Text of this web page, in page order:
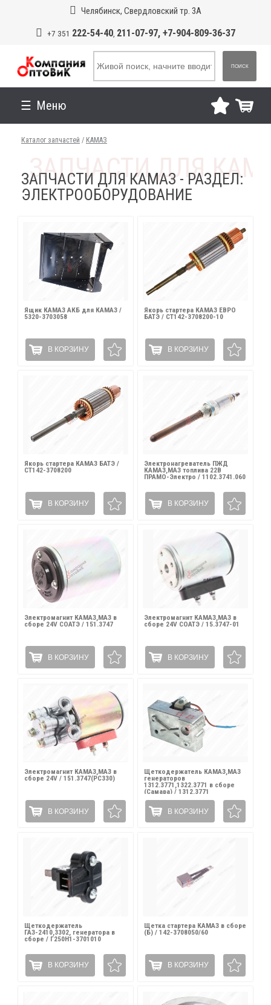
Челябинск, Свердловский тр. 3А
+7 351 222-54-40, 211-07-97, +7-904-809-36-37
ПОИСК
Меню
Каталог запчастей / КАМАЗ
ЗАПЧАСТИ ДЛЯ КАМАЗ - РАЗДЕЛ:
ЭЛЕКТРООБОРУДОВАНИЕ
Ящик КАМАЗ АКБ для КАМАЗ /
5320-3703058
В КОРЗИНУ
Якорь стартера КАМАЗ ЕВРО
БАТЭ / СТ142-3708200-10
В КОРЗИНУ
Якорь стартера КАМАЗ БАТЭ /
СТ142-3708200
В КОРЗИНУ
Электронагреватель ПЖД
КАМАЗ,МАЗ топлива 22В
ПРАМО-Электро / 1102.3741.060
В КОРЗИНУ
Электромагнит КАМАЗ,МАЗ в
сборе 24V СОАТЭ / 151.3747
В КОРЗИНУ
Электромагнит КАМАЗ,МАЗ в
сборе 24V СОАТЭ / 15.3747-01
В КОРЗИНУ
Электромагнит КАМАЗ,МАЗ в
сборе 24V / 151.3747(РС330)
В КОРЗИНУ
Щеткодержатель КАМАЗ,МАЗ
генераторов
1312.3771,1322.3771 в сборе
(Самара) / 1312.3771
В КОРЗИНУ
Щеткодержатель
ГАЗ-2410,3302, генератора в
сборе / Г250H1-3701010
В КОРЗИНУ
Щетка стартера КАМАЗ в сборе
(Б) / 142-3708050/60
В КОРЗИНУ